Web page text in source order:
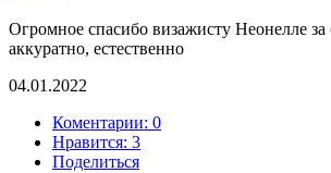
Огромное спасибо визажисту Неонелле
аккуратно, естественно
04.01.2022
Коментарии: 0
Нравится: 3
Поделиться